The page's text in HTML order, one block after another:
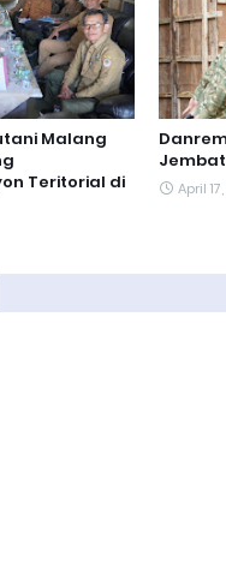
Malang
Teritorial di
April